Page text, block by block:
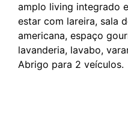
amplo living integrado
estar com lareira, sala
americana, espaço
lavanderia, lavabo,